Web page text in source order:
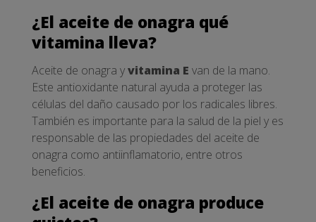
¿El aceite de onagra qué
vitamina lleva?
Aceite de onagra yvitamina E van de la mano.
Este antioxidante natural ayuda a proteger las
células del daño causado por los radicales libres.
También es importante para la salud de la piel y es
responsable de las propiedades del aceite de
onagra como antiinflamatorio, entre otros
beneficios.
¿El aceite de onagra produce